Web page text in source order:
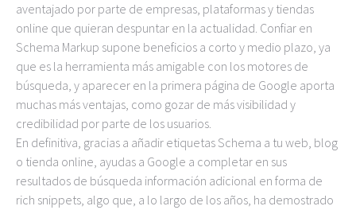
aventajado por parte de empresas, plataformas y tiendas
online que quieran despuntar en la actualidad. Confiar en
Schema Markup supone beneficios a corto y medio plazo, ya
que es la herramienta más amigable con los motores de
búsqueda, y aparecer en la primera página de Google aporta
muchas más ventajas, como gozar de más visibilidad y
credibilidad por parte de los usuarios.
En definitiva, gracias a añadir etiquetas Schema a tu web, blog
o tienda online, ayudas a Google a completar en sus
resultados de búsqueda información adicional en forma de
rich snippets, algo que, a lo largo de los años, ha demostrado